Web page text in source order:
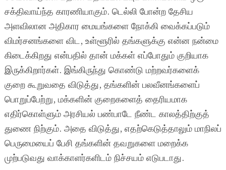
சக்திவாய்ந்த காரணியாகும். டெல்லி போன்ற தேசிய
அளவிலான அதிகார மையங்களை நோக்கி வைக்கப்படும்
விமர்சனங்களை விட, உள்ளூரில் தங்களுக்கு என்ன நன்மை
கிடைக்கிறது என்பதில் தான் மக்கள் எப்போதும் குறியாக
இருக்கிறார்கள். இங்கிருந்து கொண்டு மற்றவர்களைக்
குறை கூறுவதை விடுத்து, தங்களின் பலவீனங்களைப்
பொறுப்பேற்று, மக்களின் குறைகளைத் தைரியமாக
எதிர்கொள்ளும் அரசியல் பண்பாடே நீண்ட காலத்திற்குத்
துணை நிற்கும். அதை விடுத்து, எதற்கெடுத்தாலும் மாநிலப்
பெருமையைப் பேசி தங்களின் தவறுகளை மறைக்க
முற்படுவது வாக்காளர்களிடம் நிச்சயம் எடுபடாது.